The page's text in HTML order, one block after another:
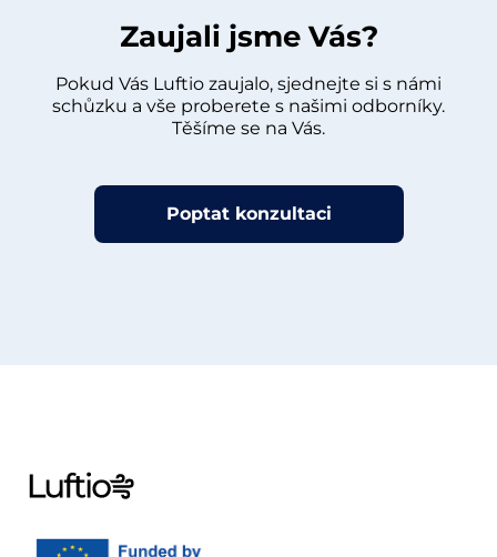
Zaujali jsme Vás?
Pokud Vás Luftio zaujalo, sjednejte si s námi
schůzku a vše proberete s našimi odborníky.
Těšíme se na Vás.
Poptat konzultaci